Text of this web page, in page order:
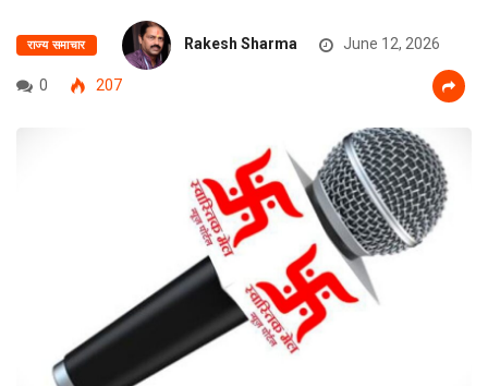
राज्य समाचार Rakesh Sharma June 12, 2026
0 207